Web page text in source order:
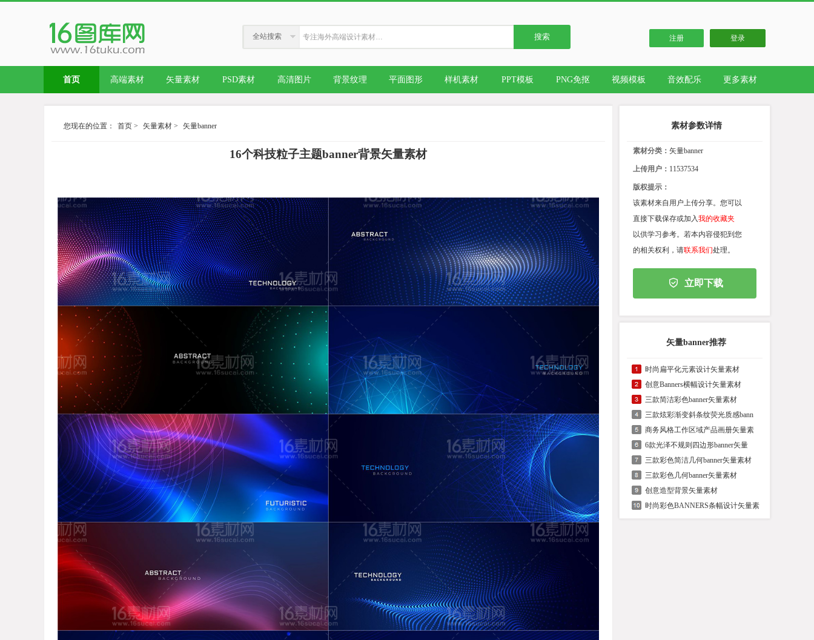
全站搜索 搜索 注册 登录
首页 高端素材 矢量素材 PSD素材 高清图片 背景纹理 平面图形 样机素材 PPT模板 PNG免抠 视频模板 音效配乐 更多素材
您现在的位置： 首页 > 矢量素材 > 矢量banner
16个科技粒子主题banner背景矢量素材
素材参数详情
素材分类： 矢量banner
上传用户： 11537534
版权提示：
该素材来自用户上传分享。您可以
直接下载保存或加入我的收藏夹
以供学习参考。若本内容侵犯到您
的相关权利，请联系我们处理。
立即下载
矢量banner推荐
时尚扁平化元素设计矢量素材
创意Banners横幅设计矢量素材
三款简洁彩色banner矢量素材
三款炫彩渐变斜条纹荧光质感bann
商务风格工作区域产品画册矢量素
6款光泽不规则四边形banner矢量
三款彩色简洁几何banner矢量素材
三款彩色几何banner矢量素材
创意造型背景矢量素材
时尚彩色BANNERS条幅设计矢量素